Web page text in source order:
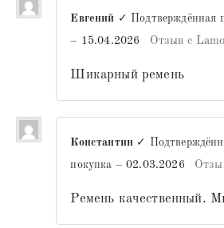
Евгений ✓ Подтверждённая
– 15.04.2026 Отзыв с
Шикарный ремень
Константин ✓
покупка – 02.03.2026
Ремень качественный.